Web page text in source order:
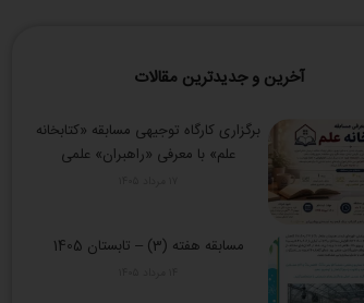
آخرین و جدیدترین مقالات
برگزاری کارگاه توجیهی مسابقه «کتابخانه
علم» با معرفی «راهبران» علمی
مسابقه هفته (3) – تابستان 1405